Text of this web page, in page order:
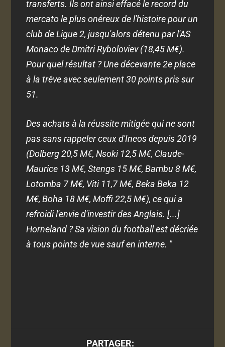
transferts. Ils ont ainsi effacé le record du
mercato le plus onéreux de l'histoire pour un
club de Ligue 2, jusqu'alors détenu par l'AS
Monaco de Dmitri Ryboloviev (18,45 M€).
Pour quel résultat ? Une décevante 2e place
à la trêve avec seulement 30 points pris sur
51.
Des achats à la réussite mitigée qui ne sont
pas sans rappeler ceux d'Ineos depuis 2019
(Dolberg 20,5 M€, Nsoki 12,5 M€, Claude-
Maurice 13 M€, Stengs 15 M€, Bambu 8 M€,
Lotomba 7 M€, Viti 11,7 M€, Beka Beka 12
M€, Boha 18 M€, Moffi 22,5 M€), ce qui a
refroidi l'envie d'investir des Anglais. [...]
Horneland ? Sa vision du football est décriée
à tous points de vue sauf en interne. "
PARTAGER: